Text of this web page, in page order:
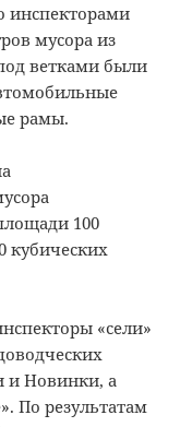
инспекторами
мусора из
ветками были
рамы.
100
кубических
«сели»
и Новинки, а
По результатам